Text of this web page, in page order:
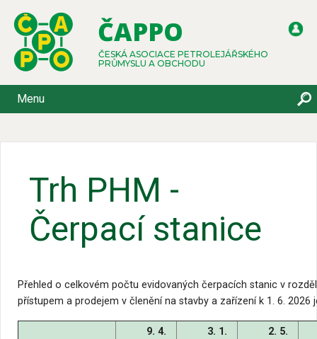
ČAPPO
ČESKÁ ASOCIACE PETROLEJÁŘSKÉHO
PRŮMYSLU A OBCHODU
Menu
Trh PHM -
Čerpací stanice
Přehled o celkovém počtu evidovaných čerpacích stanic v
přístupem a prodejem v členění na stavby a zařízení k 1. 6. 2026
9. 4.
3. 1.
2. 5.